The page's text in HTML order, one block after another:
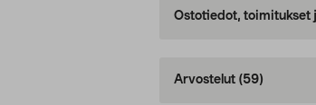
Ostotiedot, toimitukset
Arvostelut (59)